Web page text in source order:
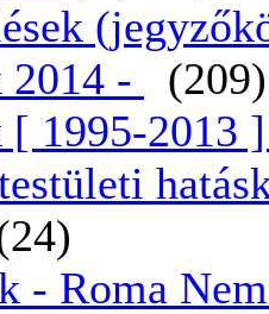
2014 -
(209)
[ 1995-2013
- Roma